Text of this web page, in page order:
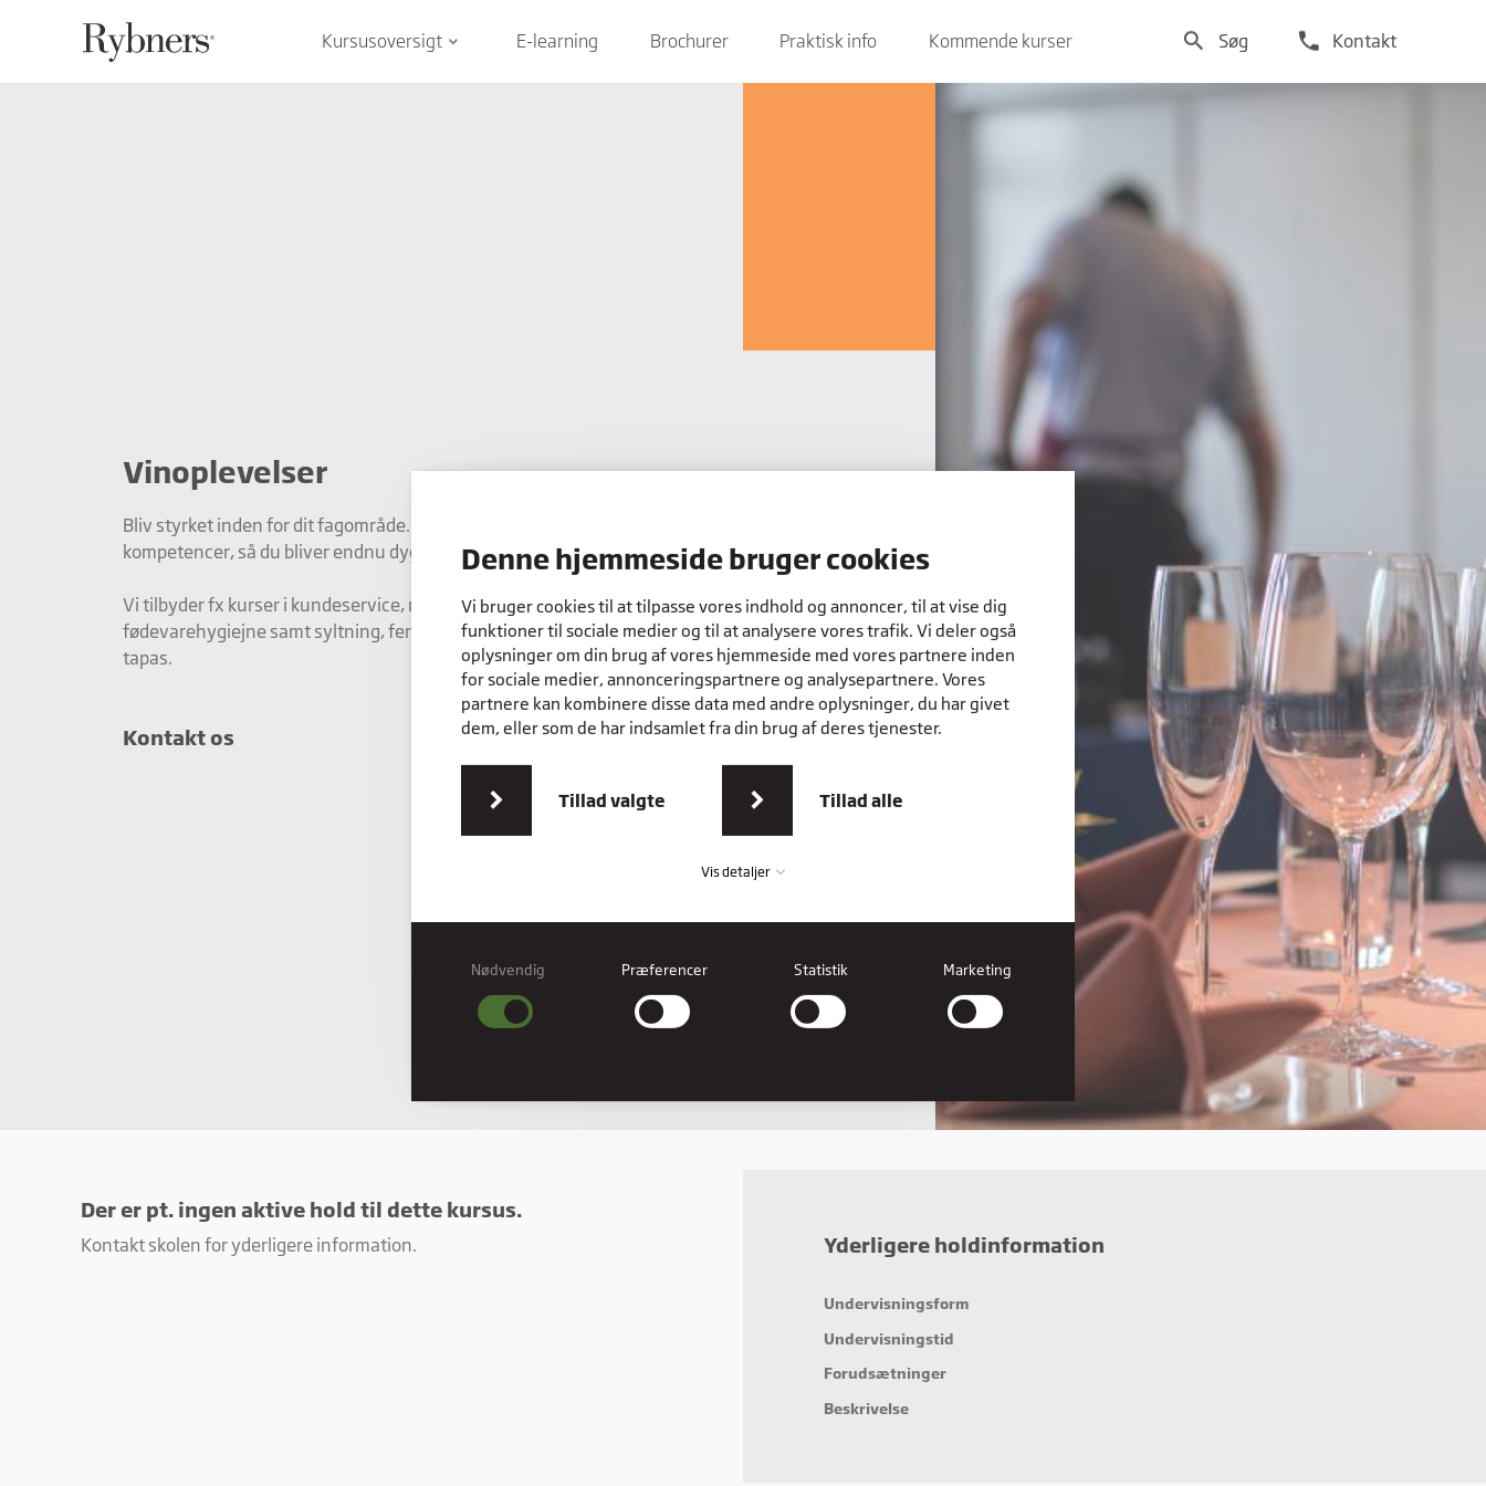
Denne hjemmeside bruger cookies
Vi bruger cookies til at tilpasse vores indhold og annoncer, til at vise dig
funktioner til sociale medier og til at analysere vores trafik. Vi deler også
oplysninger om din brug af vores hjemmeside med vores partnere inden
for sociale medier, annonceringspartnere og analysepartnere. Vores
partnere kan kombinere disse data med andre oplysninger, du har givet
dem, eller som de har indsamlet fra din brug af deres tjenester.
Tillad valgte Tillad alle
Vis detaljer
Nødvendig
Nødvendige cookies hjælper med at gøre en hjemmeside brugbar ved at aktivere
grundlæggende funktioner såsom side-navigation og adgang til sikre områder af
Præferencer
Præference cookies gør det muligt for en hjemmeside at huske oplysninger, der ændrer den
Statistik
Statistiske cookies giver hjemmesideejere indsigt i brugernes interaktion med hjemmesiden,
Marketing cookies bruges til at spore brugere på tværs af websites. Hensigten er at vise
annoncer, der er relevante og engagerende for den enkelte bruger, og dermed mere
Nødvendig Præferencer Statistik Marketing
Kursusoversigt keyboard_arrow_down E-learning Brochurer Praktisk info Kommende kurser search Søg phone Kontakt
Vinoplevelser
Bliv styrket inden for dit fagområde. Du får nye
kompetencer, så du bliver endnu dygtigere til dit arbejde.
Vi tilbyder fx kurser i kundeservice, rådgivning og
fødevarehygiejne samt syltning, fermentering og danske
tapas.
Kontakt os
Der er pt. ingen aktive hold til dette kursus.
Kontakt skolen for yderligere information. Yderligere holdinformation
Undervisningsform
Undervisningstid
Forudsætninger
Beskrivelse